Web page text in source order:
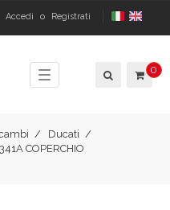
Accedi o Registrati
Toggle
navigation
0
Ducati
COPERCHIO